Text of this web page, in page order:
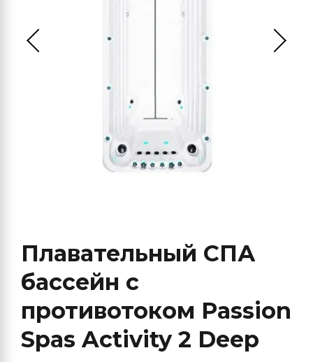
Плавательный СПА
бассейн с
противотоком Passion
Spas Activity 2 Deep